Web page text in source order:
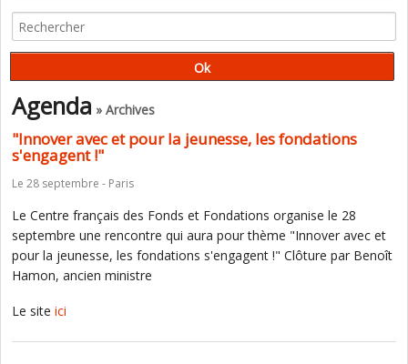
Agenda » Archives
"Innover avec et pour la jeunesse, les fondations
s'engagent !"
Le 28 septembre - Paris
Le Centre français des Fonds et Fondations organise le 28
septembre une rencontre qui aura pour thème "Innover avec et
pour la jeunesse, les fondations s'engagent !" Clôture par Benoît
Hamon, ancien ministre
Le site ici